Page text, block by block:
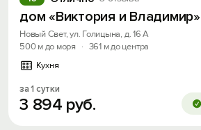
дом «Виктория и Владимир»
Новый Свет, ул. Голицына, д. 16 А
500 м до моря
· 361 м до центра
Кухня
за 1 сутки
3 894 руб.